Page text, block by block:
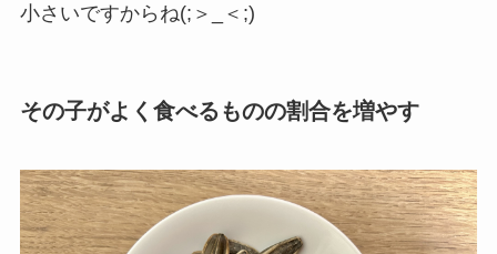
小さいですからね(;＞_＜;)
その子がよく食べるものの割合を増やす